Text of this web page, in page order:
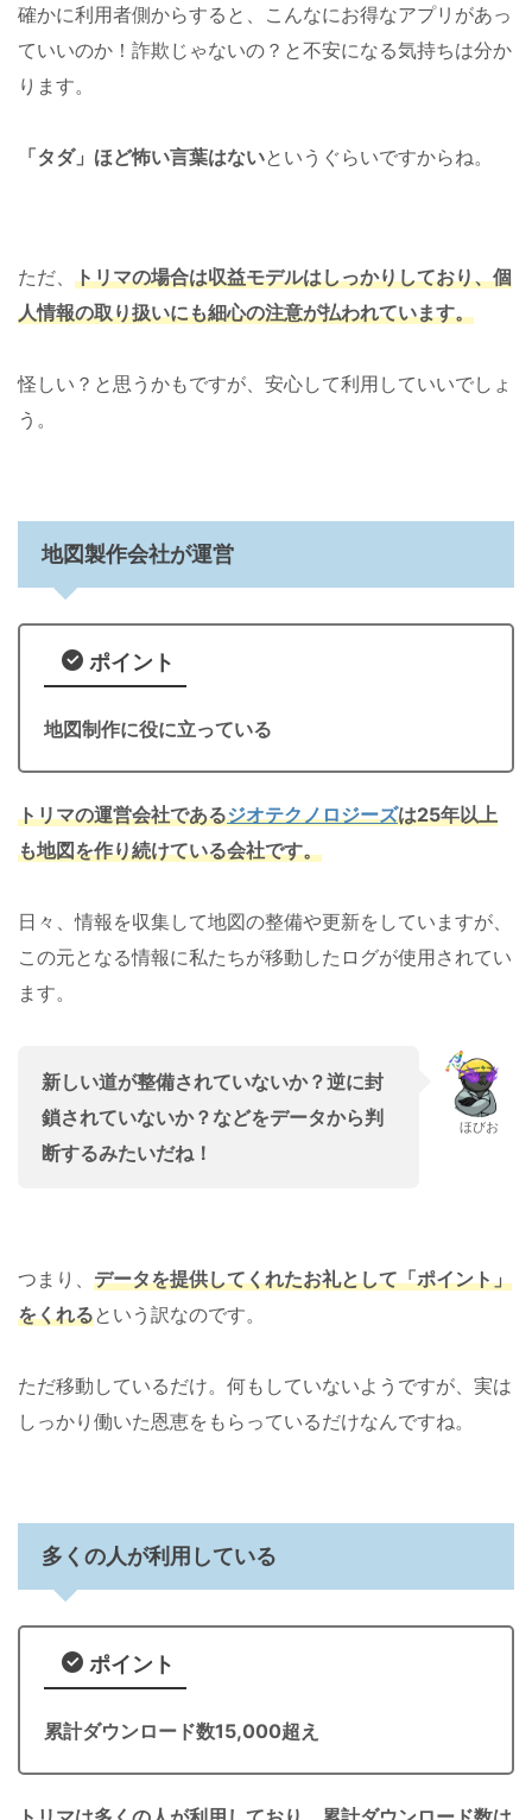
確かに利用者側からすると、こんなにお得なアプリがあっ
ていいのか！詐欺じゃないの？と不安になる気持ちは分か
ります。
「タダ」ほど怖い言葉はないというぐらいですからね。
ただ、 トリマの場合は収益モデルはしっかりしており、個
人情報の取り扱いにも細心の注意が払われています。
怪しい？と思うかもですが、安心して利用していいでしょ
う。
地図製作会社が運営
ポイント
地図制作に役に立っている
トリマの運営会社であるジオテクノロジーズは25年以上
も地図を作り続けている会社です。
日々、情報を収集して地図の整備や更新をしていますが、
この元となる情報に私たちが移動したログが使用されてい
ます。
新しい道が整備されていないか？逆に封
鎖されていないか？などをデータから判
断するみたいだね！
ほびお
つまり、 データを提供してくれたお礼として「ポイント」
をくれるという訳なのです。
ただ移動しているだけ。何もしていないようですが、実は
しっかり働いた恩恵をもらっているだけなんですね。
多くの人が利用している
ポイント
累計ダウンロード数15,000超え